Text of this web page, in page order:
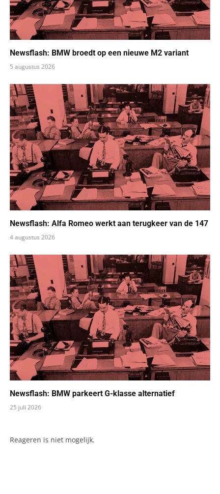
Newsflash: BMW broedt op een nieuwe M2 variant
5 augustus 2026
Newsflash: Alfa Romeo werkt aan terugkeer van de 147
4 augustus 2026
Newsflash: BMW parkeert G-klasse alternatief
25 juli 2026
Reageren is niet mogelijk.